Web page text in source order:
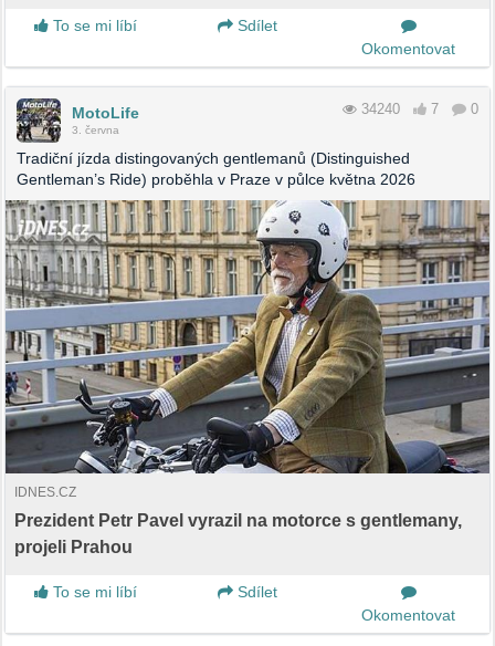
To se mi líbí
Sdílet
Okomentovat
MotoLife
3. června
34240 7 0
Tradiční jízda distingovaných gentlemanů (Distinguished
Gentleman’s Ride) proběhla v Praze v půlce května 2026
IDNES.CZ
Prezident Petr Pavel vyrazil na motorce s gentlemany,
projeli Prahou
To se mi líbí
Sdílet
Okomentovat